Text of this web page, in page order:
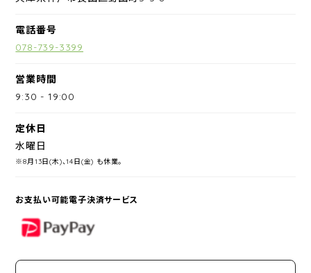
電話番号
078-739-3399
営業時間
9:30 -19:00
定休日
水曜日
※8月13日(木)、14日(金) も休業。
お支払い可能電子決済サービス
PayPay